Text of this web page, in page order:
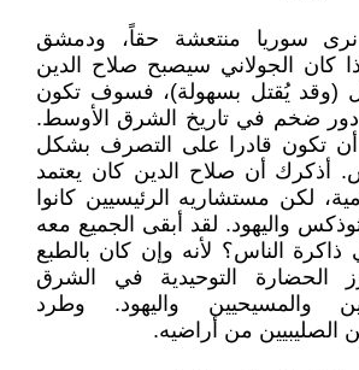
نرى سوريا منتعشة حقاً، ودمشق
كان الجولاني سيصبح صلاح الدين
(وقد يُقتل بسهولة)، فسوف تكون
دور ضخم في تاريخ الشرق الأوسط.
أن تكون قادرا على التصرف بشكل
أذكرك أن صلاح الدين كان يعتمد
لكن مستشاريه الرئيسيين كانوا
واليهود. لقد أبقى الجميع معه
ذاكرة الناس؟ لأنه وإن كان بالطبع
الحضارة التوحيدية في الشرق
والمسيحيين واليهود. وطرد
الصليبيين من أراضيه.